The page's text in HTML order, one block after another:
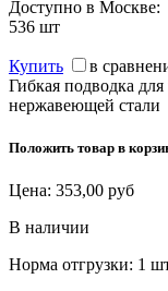
Доступно в Москве:
536 шт
Купить в
Гибкая подводка
нержавеющей стали
Положить товар в
Цена: 353,00 руб
В наличии
Норма отгрузки: 1